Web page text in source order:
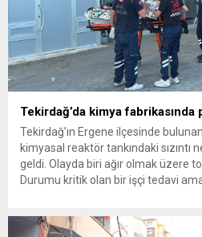
Tekirdağ’da kimya fabrikasında
Tekirdağ’ın Ergene ilçesinde
kimyasal reaktör tankındaki
geldi. Olayda biri ağır olmak üzere
Durumu kritik olan bir işçi tedavi
ilçesine...